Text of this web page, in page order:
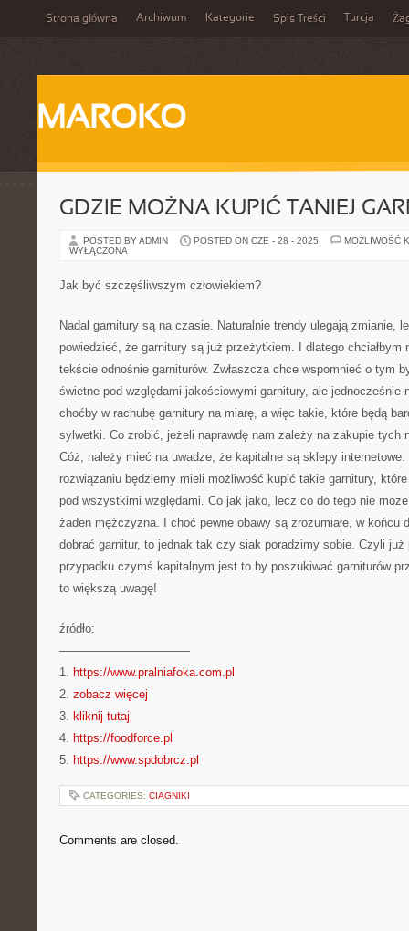
Strona główna Archiwum Kategorie Spis Treści Turcja
MAROKO
GDZIE MOŻNA KUPIĆ TANIEJ
POSTED BY ADMIN POSTED ON CZE - 28 - 2025
MOŻLIWOŚĆ
WYŁĄCZONA
Jak być szczęśliwszym człowiekiem?
Nadal garnitury są na czasie. Naturalnie trendy ulegają zmianie,
powiedzieć, że garnitury są już przeżytkiem. I dlatego chciałbym
tekście odnośnie garniturów. Zwłaszcza chce wspomnieć o tym
świetne pod względami jakościowymi garnitury, ale jednocześnie
choćby w rachubę garnitury na miarę, a więc takie, które będą
sylwetki. Co zrobić, jeżeli naprawdę nam zależy na zakupie tych
Cóż, należy mieć na uwadze, że kapitalne są sklepy internetowe.
rozwiązaniu będziemy mieli możliwość kupić takie garnitury,
pod wszystkimi względami. Co jak jako, lecz co do tego nie
żaden mężczyzna. I choć pewne obawy są zrozumiałe, w końcu
dobrać garnitur, to jednak tak czy siak poradzimy sobie. Czyli
przypadku czymś kapitalnym jest to by poszukiwać garniturów
to większą uwagę!
źródło:
———————————
1. https://www.pralniafoka.com.pl
2. zobacz więcej
3. kliknij tutaj
4. https://foodforce.pl
5. https://www.spdobrcz.pl
CATEGORIES: CIĄGNIKI
Comments are closed.